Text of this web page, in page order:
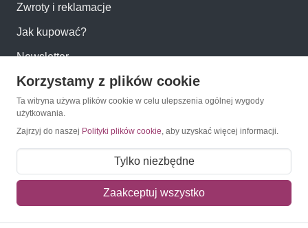
Zwroty i reklamacje
Jak kupować?
Newsletter
Konto
Moje konto
Mój koszyk
Adres dostawy
Korzystamy z plików cookie
Ta witryna używa plików cookie w celu ulepszenia ogólnej wygody
użytkowania.
Zajrzyj do naszej Polityki plików cookie, aby uzyskać więcej informacji.
Tylko niezbędne
Zaakceptuj wszystko